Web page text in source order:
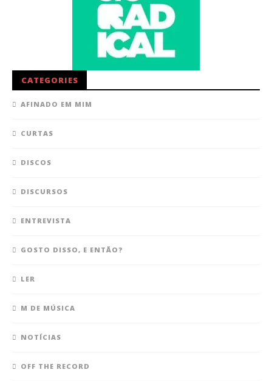
CATEGORIES
AFINADO EM MIM
CURTAS
DISCOS
DISCURSOS
ENTREVISTA
GOSTO DISSO, E ENTÃO?
LER
M DE MÚSICA
NOTÍCIAS
OFF THE RECORD